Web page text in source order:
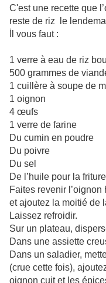
C'est une recette que
reste de riz le
İl vous faut :
1 verre à eau de riz
500 grammes de
1 cuillère à soupe de
1 oignon
4 œufs
1 verre de farine
Du cumin en poudre
Du poivre
Du sel
De l’huile pour la friture
Faites revenir
et ajoutez la moitié de
Laissez refroidir.
Sur un plateau,
Dans une assiette
Dans un saladier,
(crue cette fois),
oignon cuit et les